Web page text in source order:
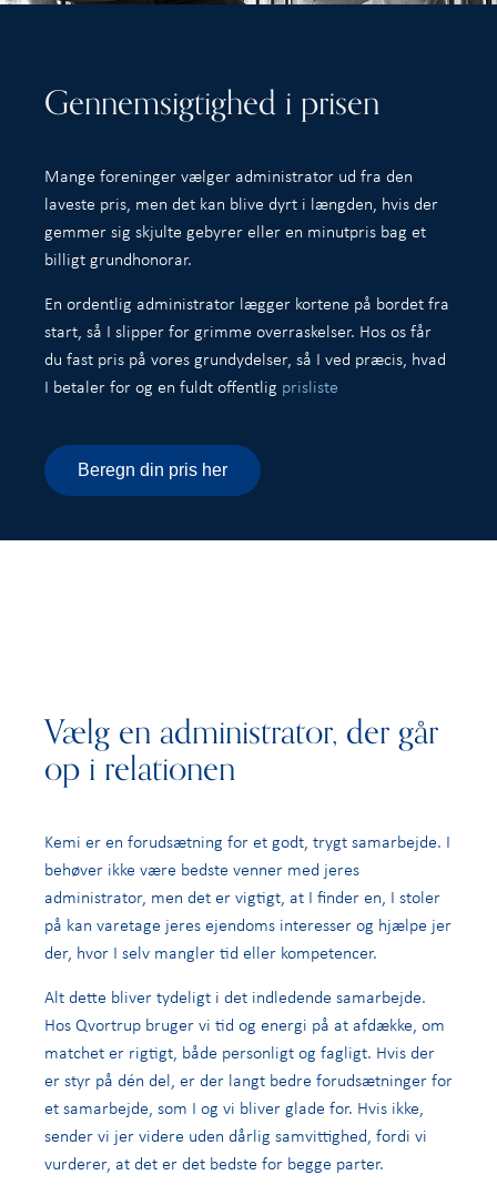
Gennemsigtighed i prisen
Mange foreninger vælger administrator ud fra den
laveste pris, men det kan blive dyrt i længden, hvis der
gemmer sig skjulte gebyrer eller en minutpris bag et
billigt grundhonorar.
En ordentlig administrator lægger kortene på bordet fra
start, så I slipper for grimme overraskelser. Hos os får
du fast pris på vores grundydelser, så I ved præcis, hvad
I betaler for og en fuldt offentlig prisliste
Beregn din pris her
Vælg en administrator, der går
op i relationen
Kemi er en forudsætning for et godt, trygt samarbejde. I
behøver ikke være bedste venner med jeres
administrator, men det er vigtigt, at I finder en, I stoler
på kan varetage jeres ejendoms interesser og hjælpe jer
der, hvor I selv mangler tid eller kompetencer.
Alt dette bliver tydeligt i det indledende samarbejde.
Hos Qvortrup bruger vi tid og energi på at afdække, om
matchet er rigtigt, både personligt og fagligt. Hvis der
er styr på dén del, er der langt bedre forudsætninger for
et samarbejde, som I og vi bliver glade for. Hvis ikke,
sender vi jer videre uden dårlig samvittighed, fordi vi
vurderer, at det er det bedste for begge parter.